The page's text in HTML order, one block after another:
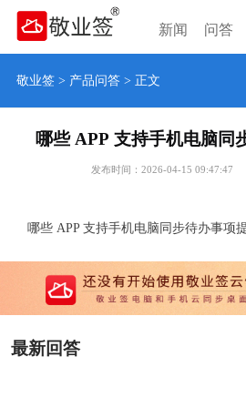
新闻 问答
敬业签> 产品问答> 正文
哪些 APP 支持手机电脑同
发布时间：2026-04-15 09:47:47
哪些 APP 支持手机电脑同步待办事项
最新回答